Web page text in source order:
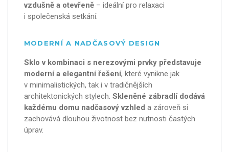
vzdušně a otevřeně– ideální pro relaxaci
i společenská setkání.
MODERNÍ A NADČASOVÝ DESIGN
Sklo v kombinaci s nerezovými prvky představuje
moderní a elegantní řešení, které vynikne jak
v minimalistických, tak i v tradičnějších
architektonických stylech. Skleněné zábradlí dodává
každému domu nadčasový vzhled a zároveň si
zachovává dlouhou životnost bez nutnosti častých
úprav.